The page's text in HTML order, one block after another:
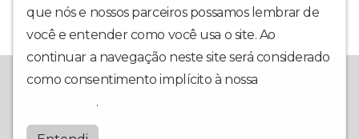
que nós e nossos parceiros possamos lembrar de
você e entender como você usa o site. Ao
continuar a navegação neste site será considerado
como consentimento implícito à nossa
.
Uma rádio cristã com música conservadora e programação